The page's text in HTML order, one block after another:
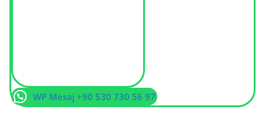
WP Mesaj +90 530 730 56 97